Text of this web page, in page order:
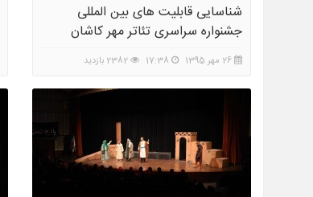
شناسایی قابلیت های بین المللی
جشنواره سراسری تئاتر مهر کاشان